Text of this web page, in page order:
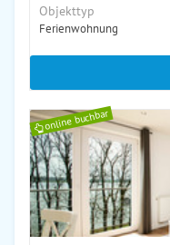
Objekttyp
Ferienwohnung
online buchbar